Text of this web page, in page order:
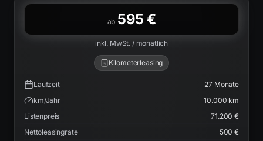
ab 595 €
inkl. MwSt. / monatlich
Kilometerleasing
Laufzeit 27 Monate
km/Jahr
10.000 km
Listenpreis
71.200 €
Nettoleasingrate
500 €